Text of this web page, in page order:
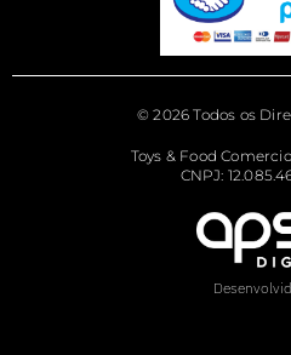
© 2026 Todos os
Toys & Food
CNPJ: